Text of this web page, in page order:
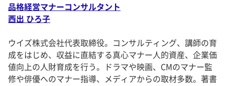
品格経営マナーコンサルタント
西出 ひろ子
ウイズ株式会社代表取締役。コンサルティング、講師の育
成をはじめ、収益に直結する真心マナー人的資産、企業価
値向上の人財育成を行う。ドラマや映画、CMのマナー監
修や俳優へのマナー指導、メディアからの取材多数。著書